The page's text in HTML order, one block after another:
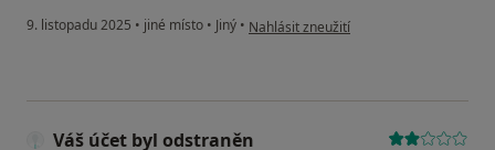
9. listopadu 2025 • jiné místo • Jiný • podle názoru uživatele Pacient
Nahlásit zneužití
Váš účet byl odstraněn